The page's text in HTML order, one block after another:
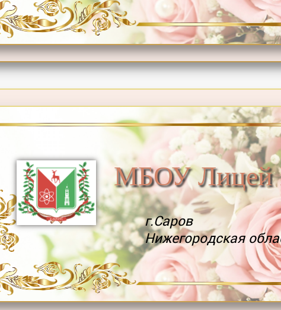
МБОУ Лицей
г.Саров
Нижегородская